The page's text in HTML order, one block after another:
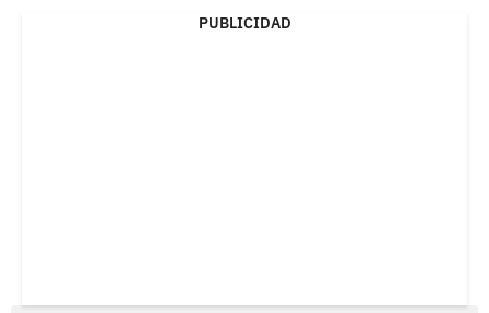
PUBLICIDAD